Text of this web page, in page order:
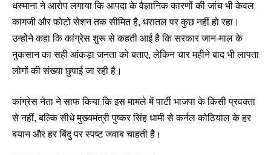
धस्माना ने आरोप लगाया कि आपदा के वैज्ञानिक कारणों की जांच भी केवल
कागजी और फोटो सेशन तक सीमित है, धरातल पर कुछ नहीं हो रहा।
उन्होंने कहा कि कांग्रेस शुरू से कहती आई है कि सरकार जान-माल के
नुकसान का सही आंकड़ा जनता को बताए, लेकिन चार महीने बाद भी लापता
लोगों की संख्या छुपाई जा रही है।
कांग्रेस नेता ने साफ किया कि इस मामले में पार्टी भाजपा के किसी प्रवक्ता
से नहीं, बल्कि सीधे मुख्यमंत्री पुष्कर सिंह धामी से कर्नल कोठियाल के हर
बयान और हर बिंदु पर स्पष्ट जवाब चाहती है।